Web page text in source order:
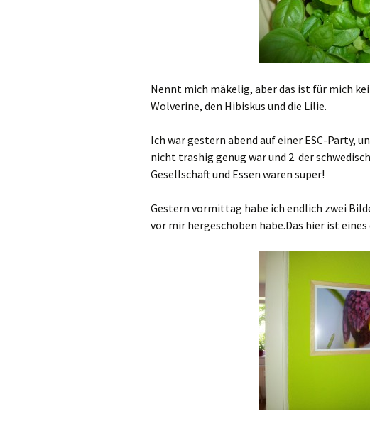
Nennt mich mäkelig, aber das ist für mich
Wolverine, den Hibiskus und die Lilie.
Ich war gestern abend auf einer ESC-Party,
nicht trashig genug war und 2. der
Gesellschaft und Essen waren super!
Gestern vormittag habe ich endlich zwei
vor mir hergeschoben habe.Das hier ist eines